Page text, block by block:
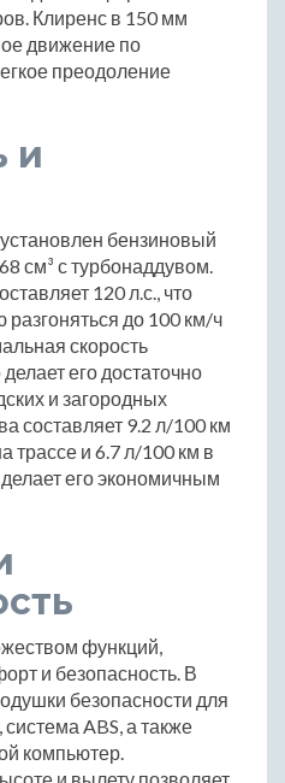
Клиренс в 150 мм
движение по
преодоление
и
бензиновый
см³ с турбонаддувом.
120 л.с., что
до 100 км/ч
скорость
его достаточно
и загородных
составляет 9.2 л/100 км
трассе и 6.7 л/100 км в
его экономичным
функций,
и безопасность. В
безопасности для
ABS, а также
компьютер.